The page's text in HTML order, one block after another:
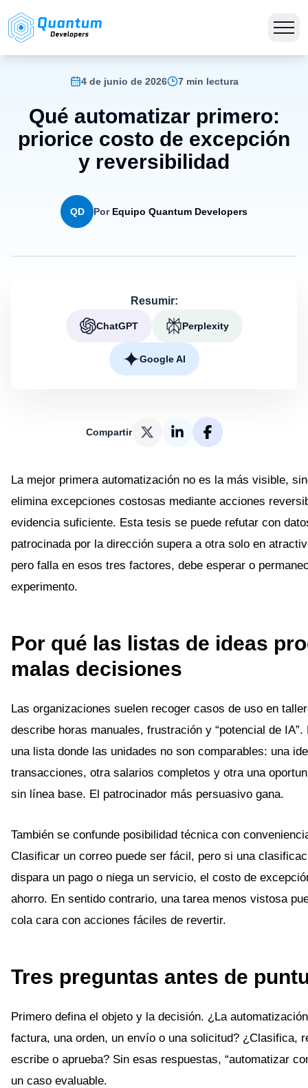
4 de junio de 2026 7 min lectura
Qué automatizar primero:
priorice costo de excepción
y reversibilidad
QD Por Equipo Quantum Developers
Resumir:
ChatGPT Perplexity
Google AI
Compartir
La mejor primera automatización no es la más visible,
elimina excepciones costosas mediante acciones
evidencia suficiente. Esta tesis se puede refutar con
patrocinada por la dirección supera a otra solo en
pero falla en esos tres factores, debe esperar o
experimento.
Por qué las listas de ideas
malas decisiones
Las organizaciones suelen recoger casos de uso en
describe horas manuales, frustración y “potencial de
una lista donde las unidades no son comparables: una
transacciones, otra salarios completos y otra una
sin línea base. El patrocinador más persuasivo gana.
También se confunde posibilidad técnica con
Clasificar un correo puede ser fácil, pero si una
dispara un pago o niega un servicio, el costo de
ahorro. En sentido contrario, una tarea menos vistosa
cola cara con acciones fáciles de revertir.
Tres preguntas antes de
Primero defina el objeto y la decisión. ¿La
factura, una orden, un envío o una solicitud? ¿Clasifica,
escribe o aprueba? Sin esas respuestas, “automatizar
un caso evaluable.